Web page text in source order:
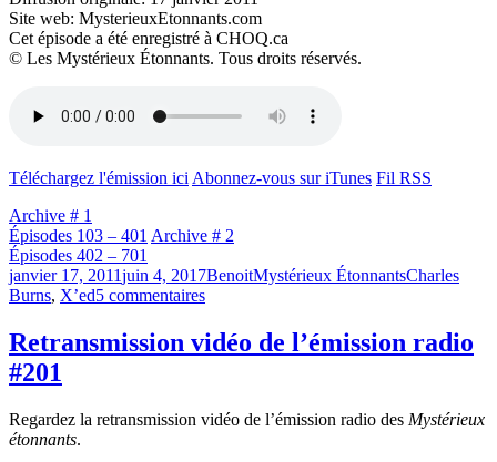
Site web: MysterieuxEtonnants.com
Cet épisode a été enregistré à CHOQ.ca
© Les Mystérieux Étonnants. Tous droits réservés.
Téléchargez l'émission iciAbonnez-vous sur iTunes Fil RSS
Archive # 1
Épisodes 103 – 401 Archive # 2
Épisodes 402 – 701
Publié
le
janvier 17, 2011juin 4, 2017BenoitCatégories
Mystérieux ÉtonnantsÉtiquettes
Charles
Burns, X’ed5 commentairessur
#201
–
Retransmission vidéo de l’émission radio
#201
Regardez la retransmission vidéo de l’émission radio des Mystérieux
étonnants.